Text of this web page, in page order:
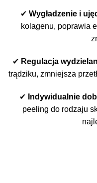
✔ Wygładzenie i
kolagenu, poprawia
✔ Regulacja
trądziku, zmniejsza
✔ Indywidualnie
peeling do rodzaju